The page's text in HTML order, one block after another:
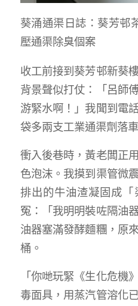
葵涌通渠日誌：葵芳邨
壓通渠除臭個案
收工前接到葵芳邨新葵
背景聲似打仗：「呂師
游緊水啊！」我聞到電
袋多兩支工業通渠劑落車
衝入後巷時，黃老闆正
色泡沫。我摸到渠管微
排出的牛油渣凝固成
冤：「我明明裝咗隔油
油器塞滿發酵麵糰，原
桶。
「你哋玩緊《生化危機
毒面具，用蒸汽管溶化